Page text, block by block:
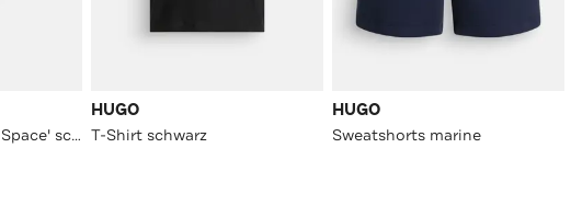
Boxer Trunk 'Triplet Space' schwarz
HUGO
T-Shirt schwarz
HUGO
Sweatshorts marine